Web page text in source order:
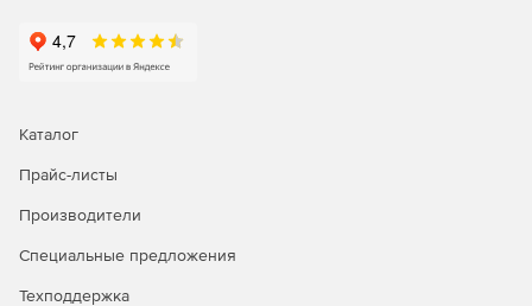
Каталог
Прайс-листы
Производители
Специальные предложения
Техподдержка